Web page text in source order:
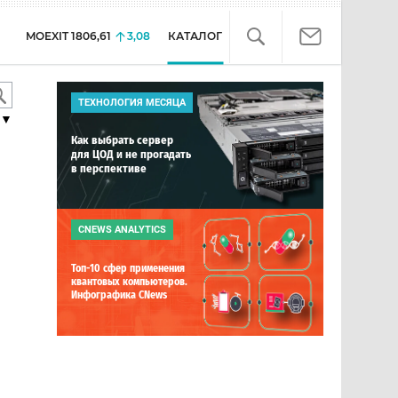
MOEXIT 1806,61 3,08 КАТАЛОГ
ТЕХНОЛОГИЯ МЕСЯЦА
Как выбрать сервер
для ЦОД и не прогадать
в перспективе
CNEWS ANALYTICS
Топ-10 сфер применения
квантовых компьютеров.
Инфографика CNews